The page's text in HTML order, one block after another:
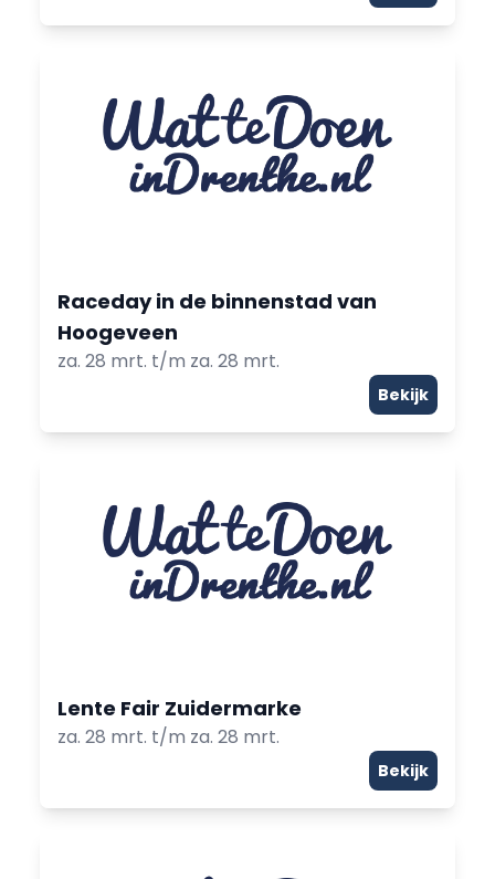
Raceday in de binnenstad van
Hoogeveen
za. 28 mrt. t/m za. 28 mrt.
Bekijk
Lente Fair Zuidermarke
za. 28 mrt. t/m za. 28 mrt.
Bekijk